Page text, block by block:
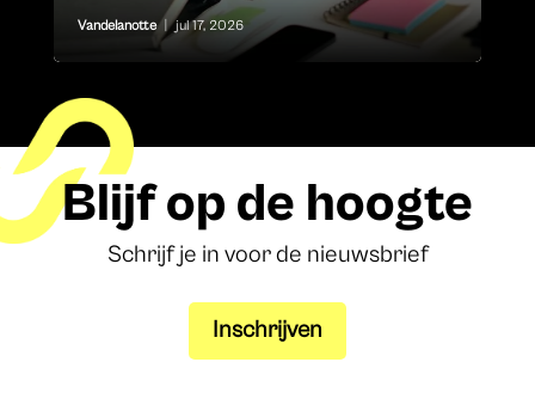
Vandelanotte | jul 17, 2026
Blijf op de hoogte
Schrijf je in voor de nieuwsbrief
Inschrijven